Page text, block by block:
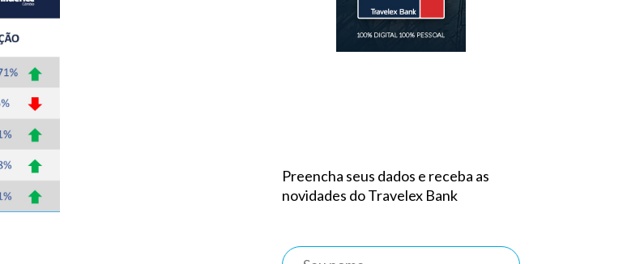
Preencha seus dados e receba as
novidades do Travelex Bank